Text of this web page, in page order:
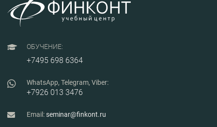
достигается на основе
анализа рисков при
подготовке
последствий отказов».
Программа имеет
практическую
основан на опыте
практического
применения на
ОБУЧЕНИЕ:
+7495 698 6364
WhatsApp, Telegram, Viber:
+7926 013 3476
Email:seminar@finkont.ru